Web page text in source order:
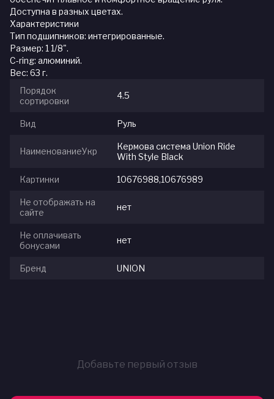
Доступна в разных цветах.
Характеристики
Тип подшипников: интегрированные.
Размер: 1 1/8".
C-ring: алюминий.
Вес: 63 г.
Порядок
сортировки
4.5
Вид Руль
НаименованиеУкр
Кермова система Union Ride
With Style Black
Картинки 10676988,10676989
Не отображать на
сайте
нет
Не оплачивать
бонусами
нет
Бренд UNION
Добавьте первый отзыв